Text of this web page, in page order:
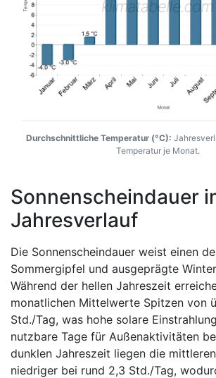
Durchschnittliche Temperatur (°C):
Temperatur je Monat.
Sonnenscheindauer
Jahresverlauf
Die Sonnenscheindauer weist einen
Sommergipfel und ausgeprägte
Während der hellen Jahreszeit
monatlichen Mittelwerte Spitzen von
Std./Tag, was hohe solare
nutzbare Tage für Außenaktivitäten
dunklen Jahreszeit liegen die
niedriger bei rund 2,3 Std./Tag,